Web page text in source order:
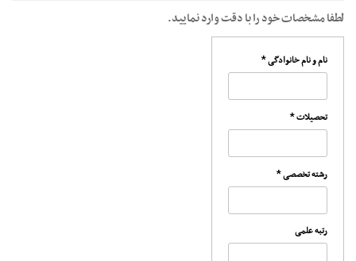
لطفا مشخصات خود را با دقت وارد نمایید.
نام و نام خانوادگی*
تحصیلات*
رشته تخصصی*
رتبه علمی